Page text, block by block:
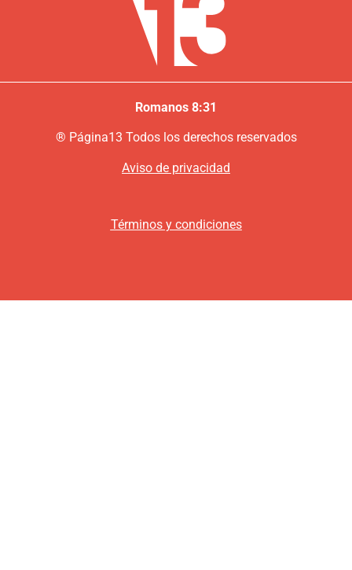
Romanos 8:31
® Página13 Todos los derechos reservados
Aviso de privacidad
Términos y condiciones